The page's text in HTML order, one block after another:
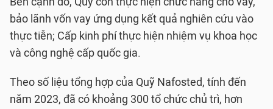
bảo lãnh vốn vay ứng dụng kết quả nghiên cứu vào
thực tiễn; Cấp kinh phí thực hiện nhiệm vụ khoa học
và công nghệ cấp quốc gia.
Theo số liệu tổng hợp của Quỹ Nafosted, tính đến
năm 2023, đã có khoảng 300 tổ chức chủ trì, hơn